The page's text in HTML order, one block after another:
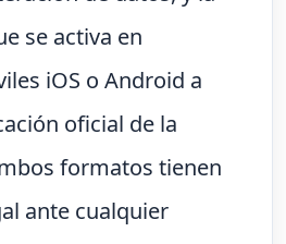
se activa en
iOS o Android a
oficial de la
formatos tienen
ante cualquier